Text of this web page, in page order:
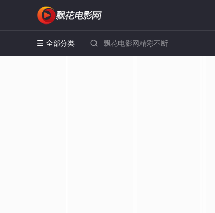
 全部分类 